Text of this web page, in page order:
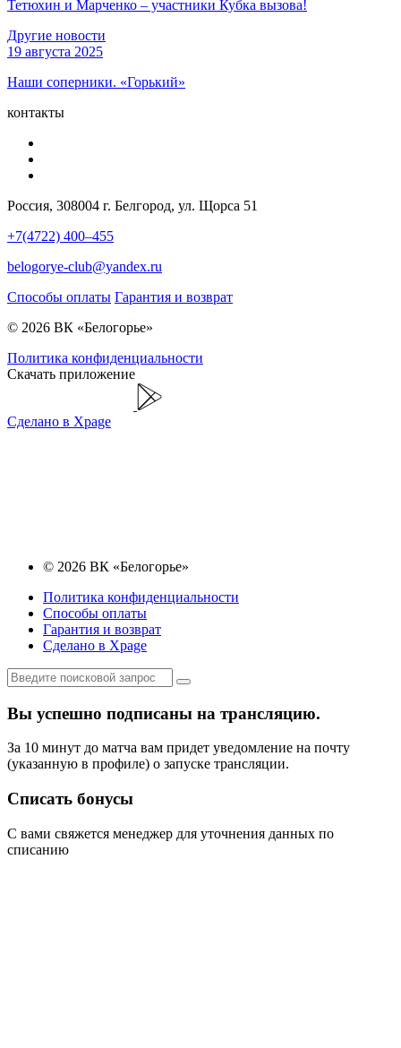
Тетюхин и Марченко – участники Кубка вызова!
Другие новости
19 августа 2025
Наши соперники. «Горький»
контакты
Россия, 308004 г. Белгород, ул. Щорса 51
+7(4722) 400–455
belogorye-club@yandex.ru
Способы оплаты Гарантия и возврат
© 2026 ВК «Белогорье»
Политика конфиденциальности
Скачать приложение
Сделано в Xpage
© 2026 ВК «Белогорье»
Политика конфиденциальности
Способы оплаты
Гарантия и возврат
Сделано в Xpage
Вы успешно подписаны на трансляцию.
За 10 минут до матча вам придет уведомление на почту
(указанную в профиле) о запуске трансляции.
Списать бонусы
С вами свяжется менеджер для уточнения данных по
списанию